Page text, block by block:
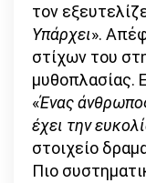
τον
Υπάρχει».
στίχων του
μυθοπλασίας.
«Ένας
έχει την
στοιχείο
Πιο